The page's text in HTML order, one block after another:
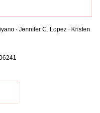
∙ Jennifer C. Lopez ∙ Kristen